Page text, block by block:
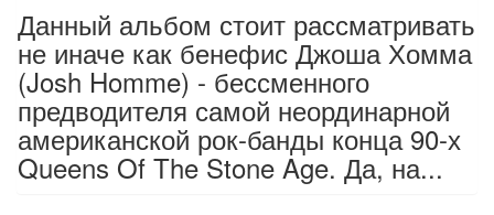
Данный альбом стоит рассматривать
не иначе как бенефис Джоша Хомма
(Josh Homme) - бессменного
предводителя самой неординарной
американской рок-банды конца 90-х
Queens Of The Stone Age. Да, на...